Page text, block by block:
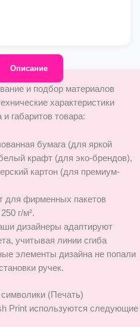
Описание
и подбор материалов
характеристики
габаритов товара:
бумага (для яркой
крафт (для эко-брендов),
картон (для премиум-
для фирменных пакетов
г/м².
дизайнеры адаптируют
учитывая линии сгиба
элементы дизайна не попали
ручек.
(Печать)
Print используются следующие